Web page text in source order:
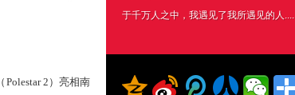
（Polestar2 ） 亮相南
于千万人之中，我遇见了我所遇见的人....